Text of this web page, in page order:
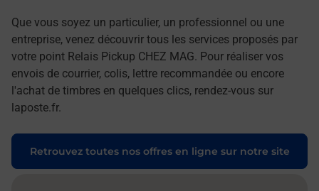
Que vous soyez un particulier, un professionnel ou une
entreprise, venez découvrir tous les services proposés par
votre point Relais Pickup CHEZ MAG. Pour réaliser vos
envois de courrier, colis, lettre recommandée ou encore
l'achat de timbres en quelques clics, rendez-vous sur
laposte.fr.
Retrouvez toutes nos offres en ligne sur notre site